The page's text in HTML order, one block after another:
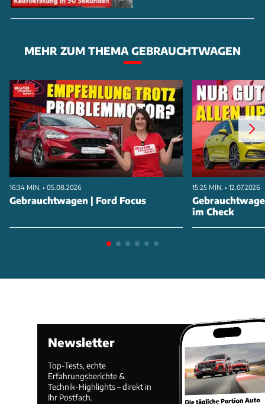
MEHR ZUM THEMA GEBRAUCHTWAGEN
16:34 MIN. • 05.08.2026
Gebrauchtwagen | Ford Focus
15:25 MIN. • 12.07.2026
im Check
Newsletter
Top-Tests, echte
Erfahrungsberichte &
Technik-Highlights – direkt in
Ihr Postfach.